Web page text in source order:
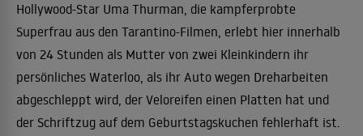
Hollywood-Star Uma Thurman, die kampferprobte
Superfrau aus den Tarantino-Filmen, erlebt hier innerhalb
von 24 Stunden als Mutter von zwei Kleinkindern ihr
persönliches Waterloo, als ihr Auto wegen Dreharbeiten
abgeschleppt wird, der Veloreifen einen Platten hat und
der Schriftzug auf dem Geburtstagskuchen fehlerhaft ist.